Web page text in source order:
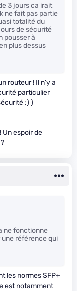
3 jours ca irait
ne fait pas partie
totalité du
de sécurité
pousser à
plus dessus
routeur ! Il n’y a
particulier
;) )
Un espoir de
ne fonctionne
une référence qui
les normes SFP+
est notamment